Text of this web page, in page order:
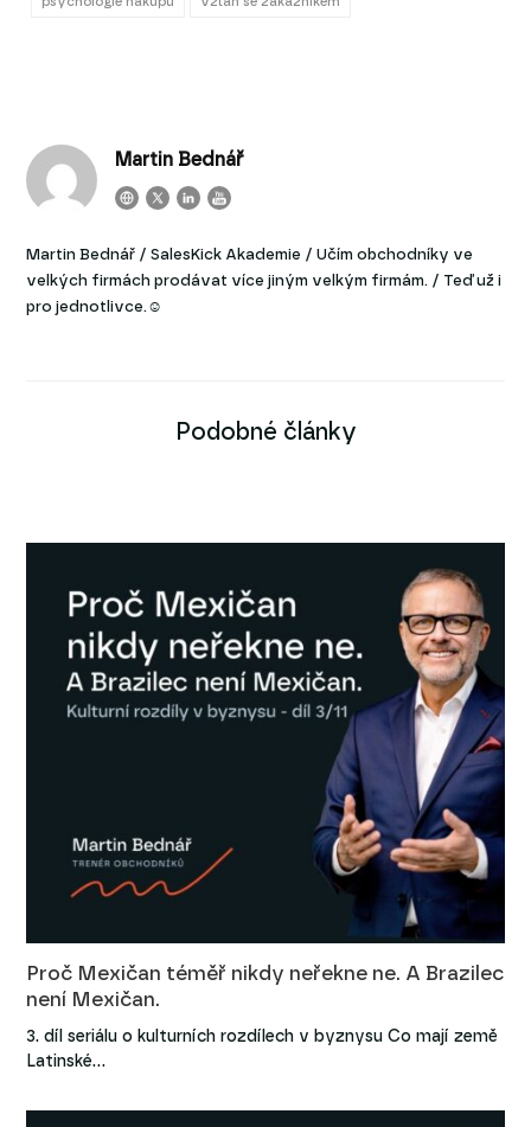
Martin Bednář
Martin Bednář / SalesKick Akademie / Učím obchodníky ve
velkých firmách prodávat více jiným velkým firmám. / Teď už i
pro jednotlivce.☺
Podobné články
Proč Mexičan téměř nikdy neřekne ne. A Brazilec
není Mexičan.
3. díl seriálu o kulturních rozdílech v byznysu Co mají země
Latinské…